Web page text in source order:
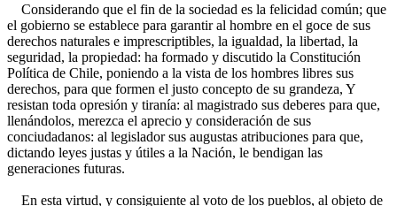
Considerando que el fin de la sociedad es la felicidad común; que
el gobierno se establece para garantir al hombre en el goce de sus
derechos naturales e imprescriptibles, la igualdad, la libertad, la
seguridad, la propiedad: ha formado y discutido la Constitución
Política de Chile, poniendo a la vista de los hombres libres sus
derechos, para que formen el justo concepto de su grandeza, Y
resistan toda opresión y tiranía: al magistrado sus deberes para que,
llenándolos, merezca el aprecio y consideración de sus
conciudadanos: al legislador sus augustas atribuciones para que,
dictando leyes justas y útiles a la Nación, le bendigan las
generaciones futuras.
En esta virtud, y consiguiente al voto de los pueblos, al objeto de